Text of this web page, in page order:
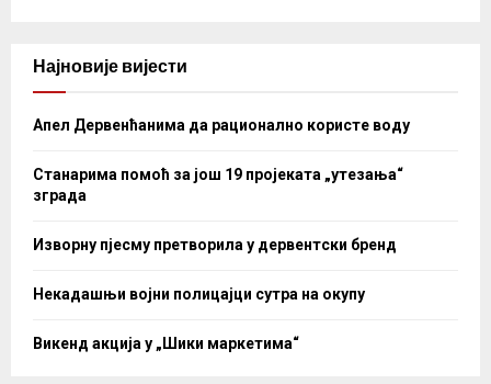
Најновије вијести
Апел Дервенћанима да рационално користе воду
Станарима помоћ за још 19 пројеката „утезања“
зграда
Изворну пјесму претворила у дервентски бренд
Некадашњи војни полицајци сутра на окупу
Викенд акција у „Шики маркетима“